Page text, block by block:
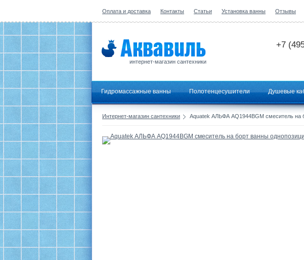
Оплата и доставка Контакты Статьи Установка ванны Отзывы
интернет-магазин сантехники
+7
Гидромассажные ванны Полотенцесушители Душевые
Интернет-магазин сантехники Aquatek АЛЬФА AQ1944BGM смеситель на